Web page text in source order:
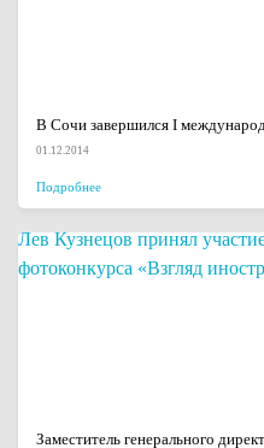
В Сочи завершился I
01.12.2014
Подробнее
Заместитель генерального